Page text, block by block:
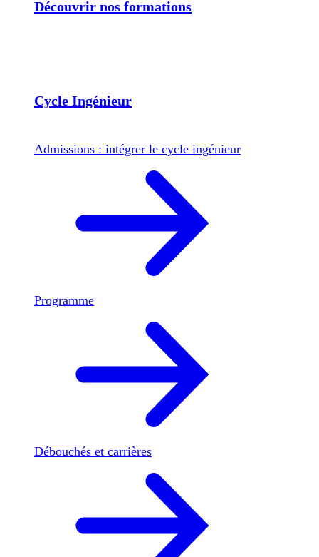
Découvrir nos formations
Cycle Ingénieur
Admissions : intégrer le cycle ingénieur
Programme
Débouchés et carrières